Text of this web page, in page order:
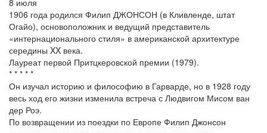
8 июля
1906 года родился Филип ДЖОНСОН (в Кливленде, штат
Огайо), основоположник и ведущий представитель
«интернационального стиля» в американской архитектуре
середины XX века.
Лауреат первой Притцкеровской премии (1979).
* * * * *
Он изучал историю и философию в Гарварде, но в 1928 году
весь ход его жизни изменила встреча с Людвигом Мисом ван
дер Роэ.
По возвращении из поездки по Европе Филип Джонсон